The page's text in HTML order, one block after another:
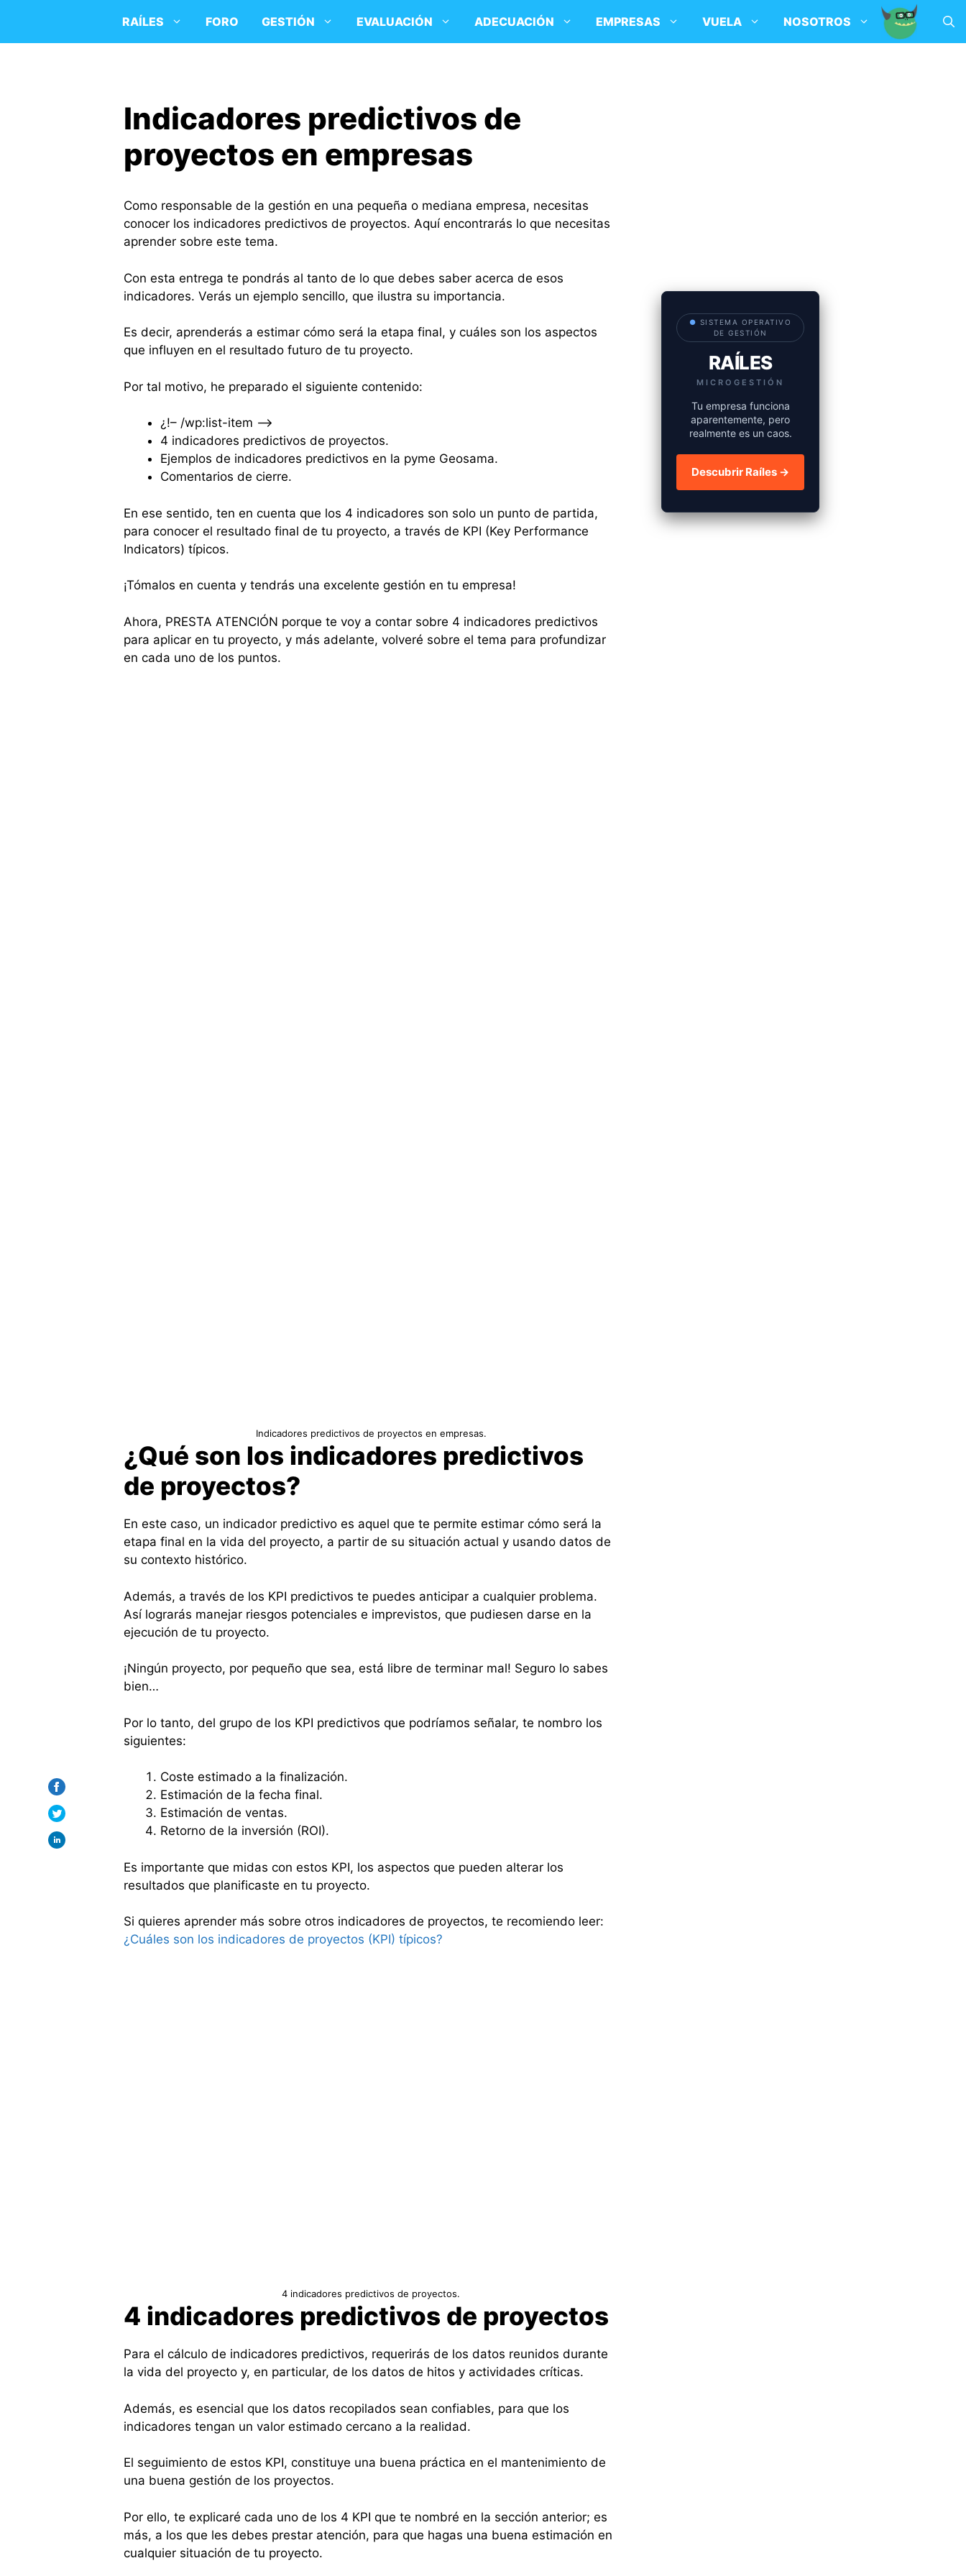
contenido
RAÍLES FORO GESTIÓN EVALUACIÓN ADECUACIÓN EMPRESAS VUELA NOSOTROS
Indicadores predictivos de
proyectos en empresas
Como responsable de la gestión en una pequeña o mediana empresa, necesitas
conocer los indicadores predictivos de proyectos. Aquí encontrarás lo que necesitas
aprender sobre este tema.
Con esta entrega te pondrás al tanto de lo que debes saber acerca de esos
indicadores. Verás un ejemplo sencillo, que ilustra su importancia.
Es decir, aprenderás a estimar cómo será la etapa final, y cuáles son los aspectos
que influyen en el resultado futuro de tu proyecto.
Por tal motivo, he preparado el siguiente contenido:
¿!– /wp:list-item –>
4 indicadores predictivos de proyectos.
Ejemplos de indicadores predictivos en la pyme Geosama.
Comentarios de cierre.
En ese sentido, ten en cuenta que los 4 indicadores son solo un punto de partida,
para conocer el resultado final de tu proyecto, a través de KPI (Key Performance
Indicators) típicos.
¡Tómalos en cuenta y tendrás una excelente gestión en tu empresa!
Ahora, PRESTA ATENCIÓN porque te voy a contar sobre 4 indicadores predictivos
para aplicar en tu proyecto, y más adelante, volveré sobre el tema para profundizar
en cada uno de los puntos.
Indicadores predictivos de proyectos en empresas.
¿Qué son los indicadores predictivos
de proyectos?
En este caso, un indicador predictivo es aquel que te permite estimar cómo será la
etapa final en la vida del proyecto, a partir de su situación actual y usando datos de
su contexto histórico.
Además, a través de los KPI predictivos te puedes anticipar a cualquier problema.
Así lograrás manejar riesgos potenciales e imprevistos, que pudiesen darse en la
ejecución de tu proyecto.
¡Ningún proyecto, por pequeño que sea, está libre de terminar mal! Seguro lo sabes
bien…
Por lo tanto, del grupo de los KPI predictivos que podríamos señalar, te nombro los
siguientes:
Coste estimado a la finalización.
Estimación de la fecha final.
Estimación de ventas.
Retorno de la inversión (ROI).
Es importante que midas con estos KPI, los aspectos que pueden alterar los
resultados que planificaste en tu proyecto.
Si quieres aprender más sobre otros indicadores de proyectos, te recomiendo leer:
¿Cuáles son los indicadores de proyectos (KPI) típicos?
4 indicadores predictivos de proyectos.
4 indicadores predictivos de proyectos
Para el cálculo de indicadores predictivos, requerirás de los datos reunidos durante
la vida del proyecto y, en particular, de los datos de hitos y actividades críticas.
Además, es esencial que los datos recopilados sean confiables, para que los
indicadores tengan un valor estimado cercano a la realidad.
El seguimiento de estos KPI, constituye una buena práctica en el mantenimiento de
una buena gestión de los proyectos.
Por ello, te explicaré cada uno de los 4 KPI que te nombré en la sección anterior; es
más, a los que les debes prestar atención, para que hagas una buena estimación en
cualquier situación de tu proyecto.
● SISTEMA OPERATIVO
DE GESTIÓN
RAÍLES
MICROGESTIÓN
Tu empresa funciona
aparentemente, pero
realmente es un caos.
Descubrir Raíles →